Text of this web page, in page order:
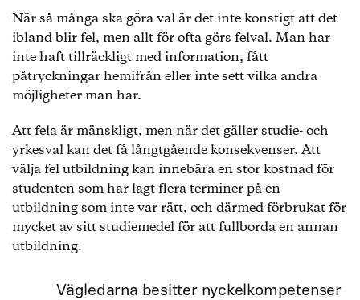
När så många ska göra val är det inte konstigt att det
ibland blir fel, men allt för ofta görs felval. Man har
inte haft tillräckligt med information, fått
påtryckningar hemifrån eller inte sett vilka andra
möjligheter man har.
Att fela är mänskligt, men när det gäller studie- och
yrkesval kan det få långtgående konsekvenser. Att
välja fel utbildning kan innebära en stor kostnad för
studenten som har lagt flera terminer på en
utbildning som inte var rätt, och därmed förbrukat för
mycket av sitt studiemedel för att fullborda en annan
utbildning.
Vägledarna besitter nyckelkompetenser